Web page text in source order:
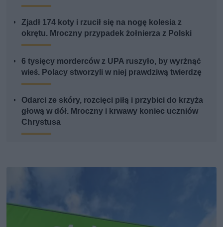
Zjadł 174 koty i rzucił się na nogę kolesia z
okrętu. Mroczny przypadek żołnierza z Polski
6 tysięcy morderców z UPA ruszyło, by wyrżnąć
wieś. Polacy stworzyli w niej prawdziwą twierdzę
Odarci ze skóry, rozcięci piłą i przybici do krzyża
głową w dół. Mroczny i krwawy koniec uczniów
Chrystusa